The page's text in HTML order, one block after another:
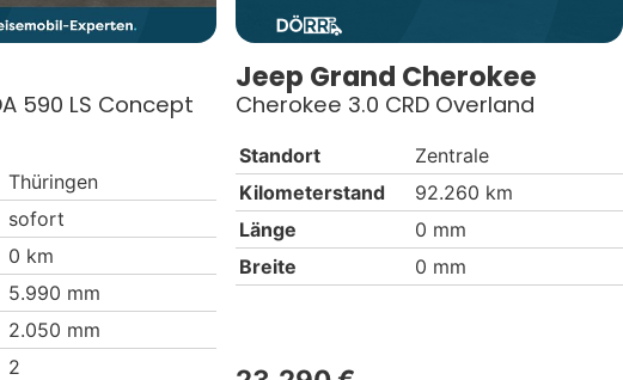
590 LS Concept
Thüringen
sofort
0 km
5.990 mm
2.050 mm
2
Jeep Grand Cherokee
Cherokee 3.0 CRD Overland
Standort
Zentrale
Kilometerstand
92.260 km
Länge
0 mm
Breite
0 mm